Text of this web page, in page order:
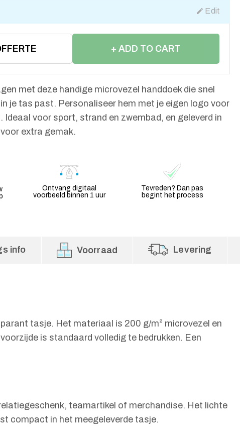
Edit
+ ADD TO CART
met deze handige microvezel handdoek die snel
je tas past. Personaliseer hem met je eigen logo voor
Ideaal voor sport, strand en zwembad, en geleverd in
extra gemak.
Ontvang digitaal
voorbeeld binnen 1 uur
Tevreden? Dan pas
begint het process
info Voorraad Levering
tasje. Het materiaal is 200 g/m² microvezel en
is standaard volledig te bedrukken. Een
teamartikel of merchandise. Het lichte
compact in het meegeleverde tasje.